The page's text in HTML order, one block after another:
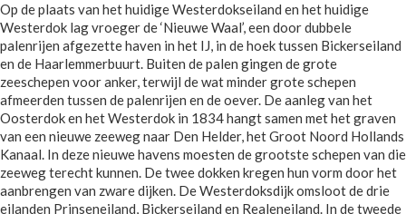
Op de plaats van het huidige Westerdokseiland en het huidige
Westerdok lag vroeger de ‘Nieuwe Waal’, een door dubbele
palenrijen afgezette haven in het IJ, in de hoek tussen Bickerseiland
en de Haarlemmerbuurt. Buiten de palen gingen de grote
zeeschepen voor anker, terwijl de wat minder grote schepen
afmeerden tussen de palenrijen en de oever. De aanleg van het
Oosterdok en het Westerdok in 1834 hangt samen met het graven
van een nieuwe zeeweg naar Den Helder, het Groot Noord Hollands
Kanaal. In deze nieuwe havens moesten de grootste schepen van die
zeeweg terecht kunnen. De twee dokken kregen hun vorm door het
aanbrengen van zware dijken. De Westerdoksdijk omsloot de drie
eilanden Prinseneiland, Bickerseiland en Realeneiland. In de tweede